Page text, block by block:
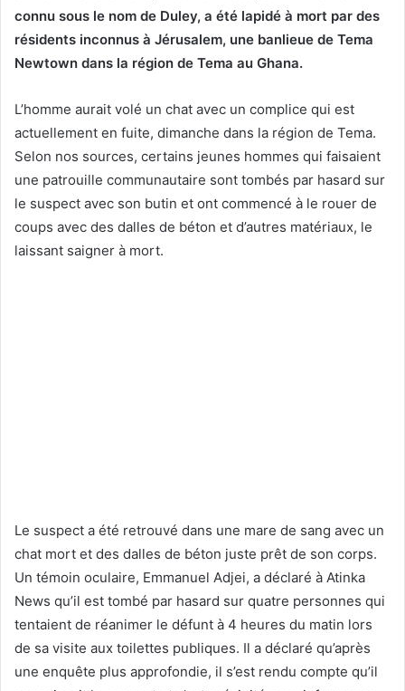
connu sous le nom de Duley, a été lapidé à mort par des
résidents inconnus à Jérusalem, une banlieue de Tema
Newtown dans la région de Tema au Ghana.
L’homme aurait volé un chat avec un complice qui est
actuellement en fuite, dimanche dans la région de Tema.
Selon nos sources, certains jeunes hommes qui faisaient
une patrouille communautaire sont tombés par hasard sur
le suspect avec son butin et ont commencé à le rouer de
coups avec des dalles de béton et d’autres matériaux, le
laissant saigner à mort.
Le suspect a été retrouvé dans une mare de sang avec un
chat mort et des dalles de béton juste prêt de son corps.
Un témoin oculaire, Emmanuel Adjei, a déclaré à Atinka
News qu’il est tombé par hasard sur quatre personnes qui
tentaient de réanimer le défunt à 4 heures du matin lors
de sa visite aux toilettes publiques. Il a déclaré qu’après
une enquête plus approfondie, il s’est rendu compte qu’il